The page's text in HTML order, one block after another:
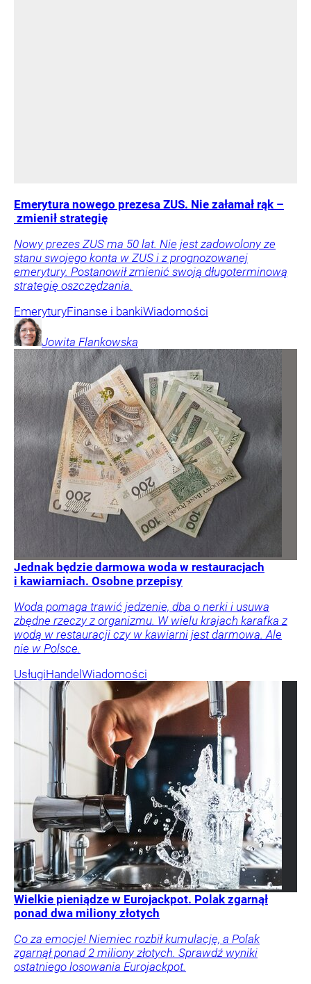
Emerytura nowego prezesa ZUS. Nie załamał rąk –
zmienił strategię
Nowy prezes ZUS ma 50 lat. Nie jest zadowolony ze
stanu swojego konta w ZUS i z prognozowanej
emerytury. Postanowił zmienić swoją długoterminową
strategię oszczędzania.
EmeryturyFinanse i bankiWiadomości
Jowita Flankowska
Jednak będzie darmowa woda w restauracjach
i kawiarniach. Osobne przepisy
Woda pomaga trawić jedzenie, dba o nerki i usuwa
zbędne rzeczy z organizmu. W wielu krajach karafka z
wodą w restauracji czy w kawiarni jest darmowa. Ale
nie w Polsce.
UsługiHandelWiadomości
Wielkie pieniądze w Eurojackpot. Polak zgarnął
ponad dwa miliony złotych
Co za emocje! Niemiec rozbił kumulację, a Polak
zgarnął ponad 2 miliony złotych. Sprawdź wyniki
ostatniego losowania Eurojackpot.